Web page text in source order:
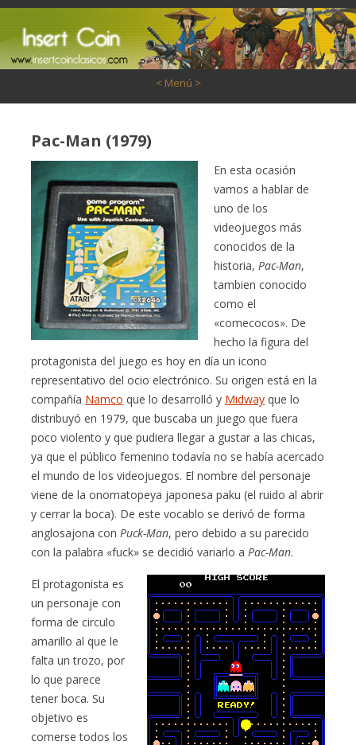
< Menú >
Pac-Man (1979)
En esta ocasión
vamos a hablar de
uno de los
videojuegos más
conocidos de la
historia, Pac-Man,
tambien conocido
como el
«comecocos». De
hecho la figura del
protagonista del juego es hoy en día un icono
representativo del ocio electrónico. Su origen está en la
compañía Namco que lo desarrolló y Midway que lo
distribuyó en 1979, que buscaba un juego que fuera
poco violento y que pudiera llegar a gustar a las chicas,
ya que el público femenino todavía no se había acercado
el mundo de los videojuegos. El nombre del personaje
viene de la onomatopeya japonesa paku (el ruido al abrir
y cerrar la boca). De este vocablo se derivó de forma
anglosajona con Puck-Man, pero debido a su parecido
con la palabra «fuck» se decidió variarlo a Pac-Man.
El protagonista es
un personaje con
forma de circulo
amarillo al que le
falta un trozo, por
lo que parece
tener boca. Su
objetivo es
comerse todos los